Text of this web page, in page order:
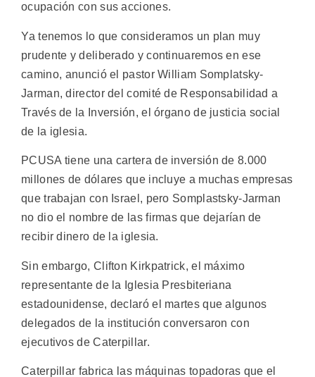
ocupación con sus acciones.
Ya tenemos lo que consideramos un plan muy
prudente y deliberado y continuaremos en ese
camino, anunció el pastor William Somplatsky-
Jarman, director del comité de Responsabilidad a
Través de la Inversión, el órgano de justicia social
de la iglesia.
PCUSA tiene una cartera de inversión de 8.000
millones de dólares que incluye a muchas empresas
que trabajan con Israel, pero Somplastsky-Jarman
no dio el nombre de las firmas que dejarían de
recibir dinero de la iglesia.
Sin embargo, Clifton Kirkpatrick, el máximo
representante de la Iglesia Presbiteriana
estadounidense, declaró el martes que algunos
delegados de la institución conversaron con
ejecutivos de Caterpillar.
Caterpillar fabrica las máquinas topadoras que el